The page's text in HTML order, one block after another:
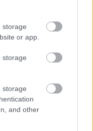
storage
or app.
storage
storage
and other